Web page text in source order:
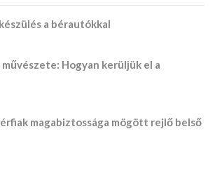
a bérautókkal
Hogyan kerüljük el a
magabiztossága mögött rejlő belső